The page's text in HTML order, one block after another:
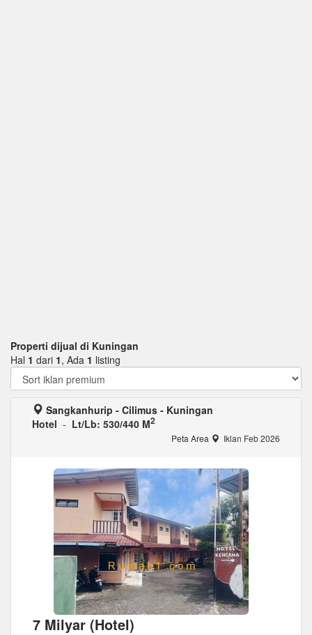
Properti dijual di Kuningan
Hal 1 dari 1, Ada 1 listing
Sangkanhurip - Cilimus - Kuningan
Hotel - Lt/Lb: 530/440 M2
Peta Area Iklan Feb 2026
7 Milyar (Hotel)